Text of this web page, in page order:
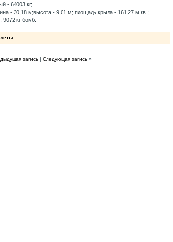
- 64003 кг;
- 30,18 м;высота - 9,01 м; площадь крыла - 161,27 м.кв.;
кг бомб.
запись | Следующая запись »